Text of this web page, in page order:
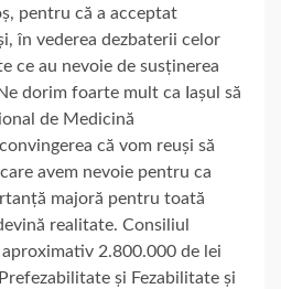
pentru că a acceptat
în vederea dezbaterii celor
ce au nevoie de susținerea
dorim foarte mult ca Iașul să
de Medicină
că vom reuși să
avem nevoie pentru ca
majoră pentru toată
realitate. Consiliul
2.800.000 de lei
și Fezabilitate și